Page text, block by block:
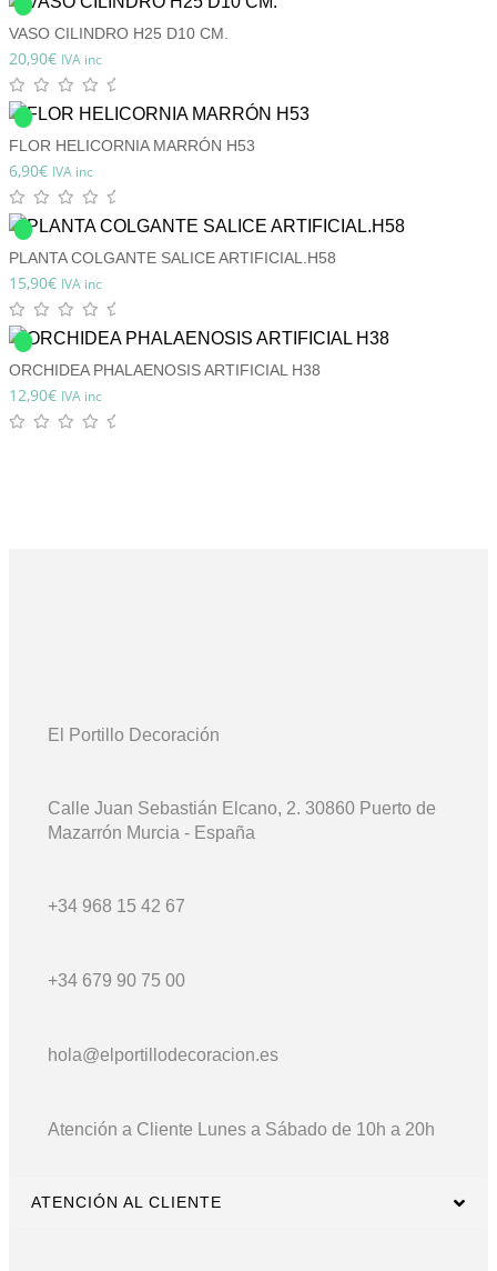
VASO CILINDRO H25 D10 CM.
20,90€ IVA inc
FLOR HELICORNIA MARRÓN H53
6,90€ IVA inc
PLANTA COLGANTE SALICE ARTIFICIAL.H58
15,90€ IVA inc
ORCHIDEA PHALAENOSIS ARTIFICIAL H38
12,90€ IVA inc
El Portillo Decoración
Calle Juan Sebastián Elcano, 2. 30860 Puerto de
Mazarrón Murcia - España
+34 968 15 42 67
+34 679 90 75 00
hola@elportillodecoracion.es
Atención a Cliente Lunes a Sábado de 10h a 20h
ATENCIÓN AL CLIENTE